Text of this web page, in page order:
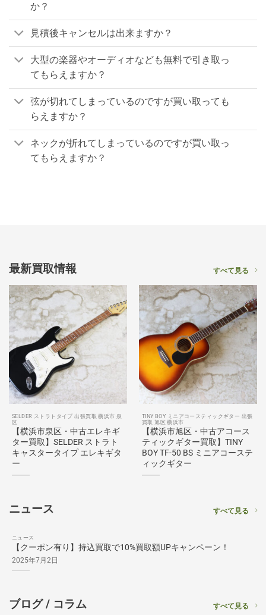
か？
見積後キャンセルは出来ますか？
大型の楽器やオーディオなども無料で引き取っ
てもらえますか？
弦が切れてしまっているのですが買い取っても
らえますか？
ネックが折れてしまっているのですが買い取っ
てもらえますか？
最新買取情報 すべて見る
SELDER ストラトタイプ 出張買取 横浜市 泉
区
【横浜市泉区・中古エレキギ
ター買取】SELDER ストラト
キャスタータイプ エレキギタ
ー
TINY BOY ミニアコースティックギター 出張
買取 旭区 横浜市
【横浜市旭区・中古アコース
ティックギター買取】TINY
BOY TF-50 BS ミニアコーステ
ィックギター
ニュース すべて見る
ニュース
【クーポン有り】持込買取で10%買取額UPキャンペーン！
2025年7月2日
ブログ / コラム すべて見る